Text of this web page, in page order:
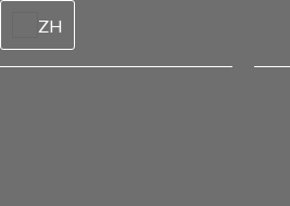
ZH